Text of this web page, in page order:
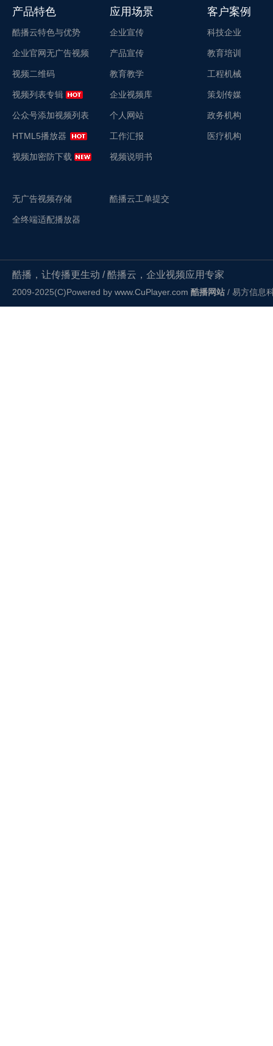
产品特色
酷播云特色与优势
企业官网无广告视频
视频二维码
视频列表专辑
公众号添加视频列表
HTML5播放器
视频加密防下载
无广告视频存储
全终端适配播放器
应用场景
企业宣传
产品宣传
教育教学
企业视频库
个人网站
工作汇报
视频说明书
酷播云工单提交
客户案例
科技企业
教育培训
工程机械
策划传媒
政务机构
医疗机构
酷播，让传播更生动 / 酷播云，企业视频应用专家
2009-2025(C)Powered by www.CuPlayer.com 酷播网站 / 易方信息